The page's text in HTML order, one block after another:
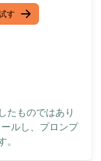
す
たものではあり
ルし、プロンプ